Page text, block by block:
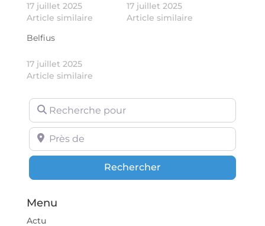
17 juillet 2025
Article similaire
17 juillet 2025
Article similaire
Belfius
17 juillet 2025
Article similaire
Recherche pour
Près de
RechercherRechercher
Menu
Actu